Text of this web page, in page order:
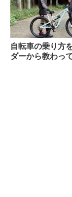
自転車の乗り方
ダーから教わっ